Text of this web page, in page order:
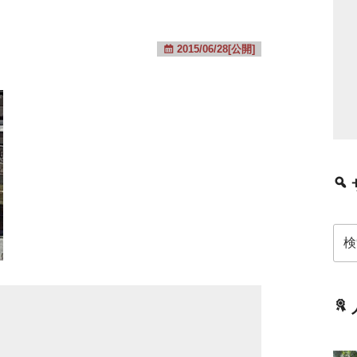
2015/06/28[公開]
索: